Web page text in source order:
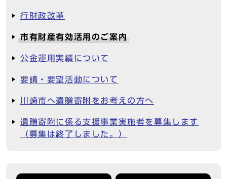
行財政改革
市有財産有効活用のご案内
公金運用実績について
要請・要望活動について
川崎市へ遺贈寄附をお考えの方へ
遺贈寄附に係る支援事業実施者を募集します
（募集は終了しました。）